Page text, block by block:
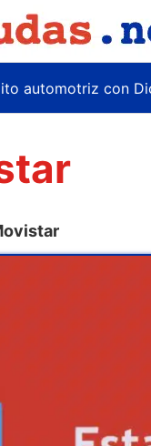
automotriz con